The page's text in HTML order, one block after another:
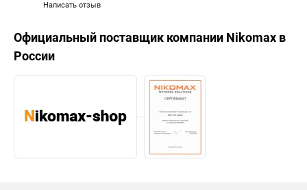
Написать отзыв
Официальный поставщик компании Nikomax в
России